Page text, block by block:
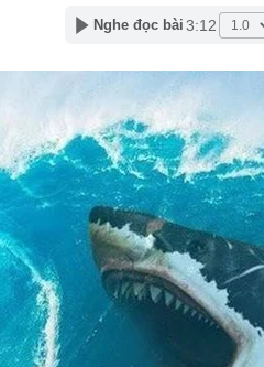
200 triệu đồng được dàn sao bom tấn
mô hình nhà miền Tây, thu gần nửa tỉ mỗi
bằng sông Cửu Long chính thức được
cấp tỉnh loại I
được tạp chí Mỹ đánh giá đẹp hơn cả
“ông lớn” Sun Group, Vingroup, BIM
triển gần 61.000 căn nhà ở xã hội, doanh
thị trường đang triển khai đến đâu?
thích đi nhà tắm công cộng?
Sun Group làm 2 khu đô thị 36.000 tỷ
khai Vùng phát thải thấp trong Vành đai 1
Nghe đọc bài 3:12